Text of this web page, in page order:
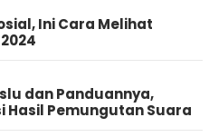
Ini Cara Melihat
dan Panduannya,
Hasil Pemungutan Suara